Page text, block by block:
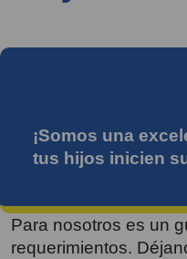
¡Somos una
tus hijos inicien
Para nosotros es un
requerimientos.